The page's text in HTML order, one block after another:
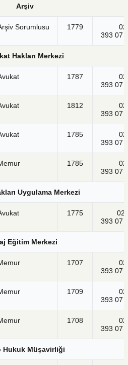
Arşiv
Sorumlusu 1779
393 07
Hakları Merkezi
1787
393 07
1812
393 07
1785
393 07
1785
393 07
Uygulama Merkezi
1775
393 07
Eğitim Merkezi
1707
393 07
1709
393 07
1708
393 07
Hukuk Müşavirliği